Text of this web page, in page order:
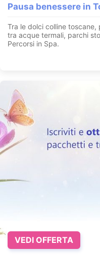
Pausa benessere in
Tra le dolci colline
tra acque termali, parchi
Percorsi in Spa.
VEDI OFFERTA